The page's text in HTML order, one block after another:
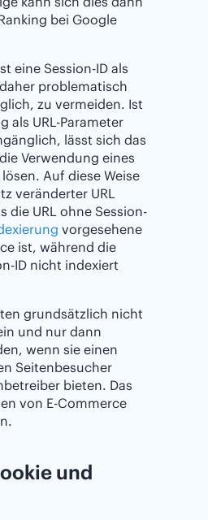
bei Google
eine Session-ID als
problematisch
zu vermeiden. Ist
als URL-Parameter
lässt sich das
Verwendung eines
lösen. Auf diese Weise
veränderter URL
die URL ohne Session-
vorgesehene
ist, während die
ID nicht indexiert
grundsätzlich nicht
und nur dann
wenn sie einen
Seitenbesucher
bieten. Das
von E-Commerce
und